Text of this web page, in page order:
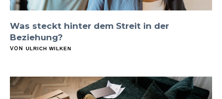
Was steckt hinter dem Streit in der
Beziehung?
VON ULRICH WILKEN